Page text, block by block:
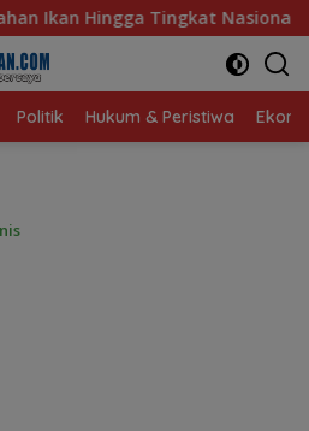
Lomba Masak Serba Ikan
Politik Hukum & Peristiwa